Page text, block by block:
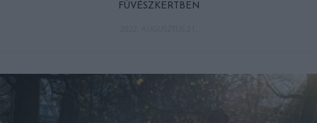
FÜVÉSZKERTBEN